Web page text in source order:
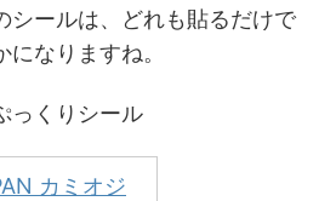
シールは、どれも貼るだけで
なりますね。
っくりシール
カミオジ